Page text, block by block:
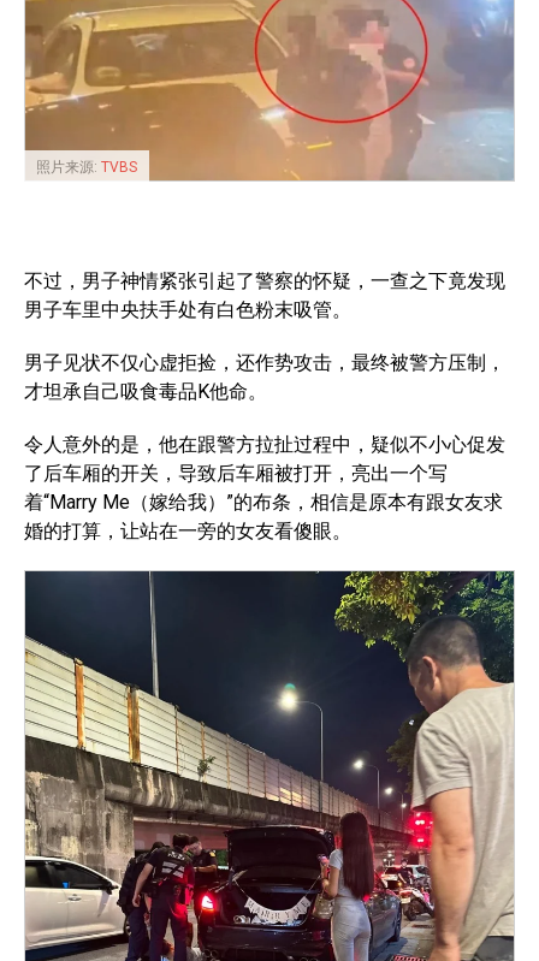
照片来源: TVBS
不过，男子神情紧张引起了警察的怀疑，一查之下竟发现
男子车里中央扶手处有白色粉末吸管。
男子见状不仅心虚拒捡，还作势攻击，最终被警方压制，
才坦承自己吸食毒品K他命。
令人意外的是，他在跟警方拉扯过程中，疑似不小心促发
了后车厢的开关，导致后车厢被打开，亮出一个写
着“Marry Me（嫁给我）”的布条，相信是原本有跟女友求
婚的打算，让站在一旁的女友看傻眼。